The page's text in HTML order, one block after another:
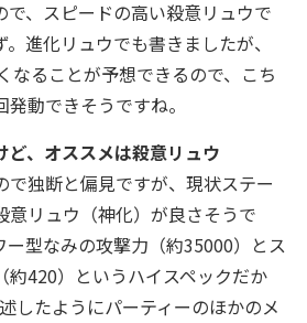
で、スピードの高い殺意リュウで
進化リュウでも書きましたが、
なることが予想できるので、こち
動できそうですね。
ど、オススメは殺意リュウ
独断と偏見ですが、現状ステー
意リュウ（神化）が良さそうで
ー型なみの攻撃力（約35000）とス
約420）というハイスペックだか
したようにパーティーのほかのメ